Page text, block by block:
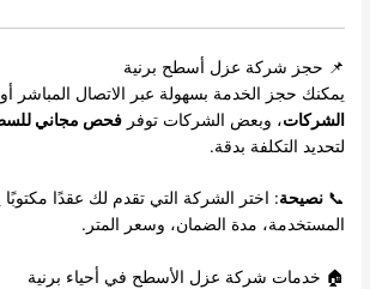
📌 حجز شركة عزل أسطح برنية
يمكنك حجز الخدمة بسهولة عبر الاتصال المباشر
الشركات، وبعض الشركات توفرفحص مجاني
لتحديد التكلفة بدقة.
📞نصيحة: اختر الشركة التي تقدم لك عقدًا
المستخدمة، مدة الضمان، وسعر المتر.
🏠 خدمات شركة عزل الأسطح في أحياء برنية